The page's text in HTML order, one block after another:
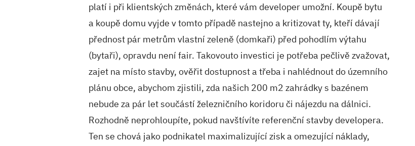
platí i při klientských změnách, které vám developer umožní. Koupě bytu
a koupě domu vyjde v tomto případě nastejno a kritizovat ty, kteří dávají
přednost pár metrům vlastní zeleně (domkaři) před pohodlím výtahu
(bytaři), opravdu není fair. Takovouto investici je potřeba pečlivě zvažovat,
zajet na místo stavby, ověřit dostupnost a třeba i nahlédnout do územního
plánu obce, abychom zjistili, zda našich 200 m2 zahrádky s bazénem
nebude za pár let součástí železničního koridoru či nájezdu na dálnici.
Rozhodně neprohloupíte, pokud navštívíte referenční stavby developera.
Ten se chová jako podnikatel maximalizující zisk a omezující náklady,
V ZAHRADĚ 2/2026